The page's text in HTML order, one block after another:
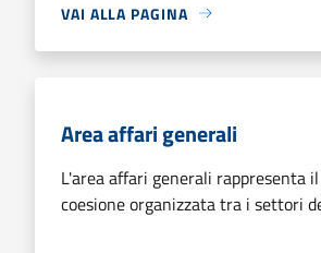
VAI ALLA PAGINA
Area affari generali
L'area affari generali rappresenta
coesione organizzata tra i settori